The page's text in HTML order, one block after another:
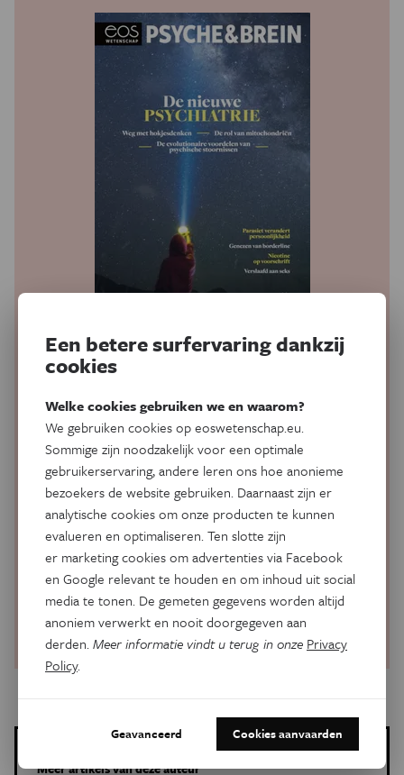
Eos Psyche&Brein
Helemaal mee met de nieuwste inzichten in het brein. Elke
twee maanden lees je uitgebreide achtergrondartikels over
hersenwetenschap, psychologie, gezondheid en
ontwikkeling. Meer inzicht in het brein geeft je meer inzicht
in jezelf, in anderen en in de wereld.
Psychologie & Hersenwetenschap
Verrassende inzichten
Topwetenschappers uit binnen- én buitenland
Neem abonnement
Meer artikels van deze auteur
Een betere surfervaring dankzij
cookies
Welke cookies gebruiken we en waarom?
We gebruiken cookies op eoswetenschap.eu.
Sommige zijn noodzakelijk voor een optimale
gebruikerservaring, andere leren ons hoe anonieme
bezoekers de website gebruiken. Daarnaast zijn er
analytische cookies om onze producten te kunnen
evalueren en optimaliseren. Ten slotte zijn
er marketing cookies om advertenties via Facebook
en Google relevant te houden en om inhoud uit social
media te tonen. De gemeten gegevens worden altijd
anoniem verwerkt en nooit doorgegeven aan
derden.Meer informatie vindt u terug in onze Privacy
Policy.
Geavanceerd Cookies aanvaarden